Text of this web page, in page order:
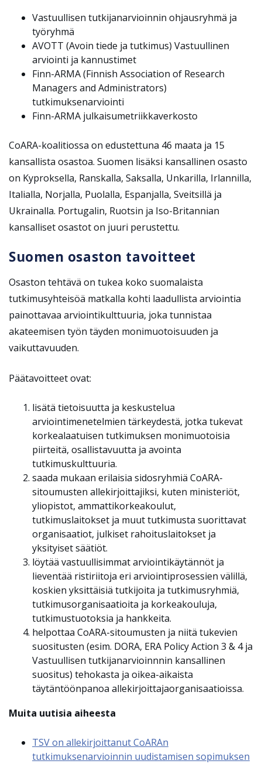
Vastuullisen tutkijanarvioinnin ohjausryhmä ja
työryhmä
AVOTT (Avoin tiede ja tutkimus) Vastuullinen
arviointi ja kannustimet
Finn-ARMA (Finnish Association of Research
Managers and Administrators)
tutkimuksenarviointi
Finn-ARMA julkaisumetriikkaverkosto
CoARA-koalitiossa on edustettuna 46 maata ja 15
kansallista osastoa. Suomen lisäksi kansallinen osasto
on Kyproksella, Ranskalla, Saksalla, Unkarilla, Irlannilla,
Italialla, Norjalla, Puolalla, Espanjalla, Sveitsillä ja
Ukrainalla. Portugalin, Ruotsin ja Iso-Britannian
kansalliset osastot on juuri perustettu.
Suomen osaston tavoitteet
Osaston tehtävä on tukea koko suomalaista
tutkimusyhteisöä matkalla kohti laadullista arviointia
painottavaa arviointikulttuuria, joka tunnistaa
akateemisen työn täyden monimuotoisuuden ja
vaikuttavuuden.
Päätavoitteet ovat:
lisätä tietoisuutta ja keskustelua
arviointimenetelmien tärkeydestä, jotka tukevat
korkealaatuisen tutkimuksen monimuotoisia
piirteitä, osallistavuutta ja avointa
tutkimuskulttuuria.
saada mukaan erilaisia sidosryhmiä CoARA-
sitoumusten allekirjoittajiksi, kuten ministeriöt,
yliopistot, ammattikorkeakoulut,
tutkimuslaitokset ja muut tutkimusta suorittavat
organisaatiot, julkiset rahoituslaitokset ja
yksityiset säätiöt.
löytää vastuullisimmat arviointikäytännöt ja
lieventää ristiriitoja eri arviointiprosessien välillä,
koskien yksittäisiä tutkijoita ja tutkimusryhmiä,
tutkimusorganisaatioita ja korkeakouluja,
tutkimustuotoksia ja hankkeita.
helpottaa CoARA-sitoumusten ja niitä tukevien
suositusten (esim. DORA, ERA Policy Action 3 & 4 ja
Vastuullisen tutkijanarvioinnnin kansallinen
suositus) tehokasta ja oikea-aikaista
täytäntöönpanoa allekirjoittajaorganisaatioissa.
Muita uutisia aiheesta
TSV on allekirjoittanut CoARAn
tutkimuksenarvioinnin uudistamisen sopimuksen